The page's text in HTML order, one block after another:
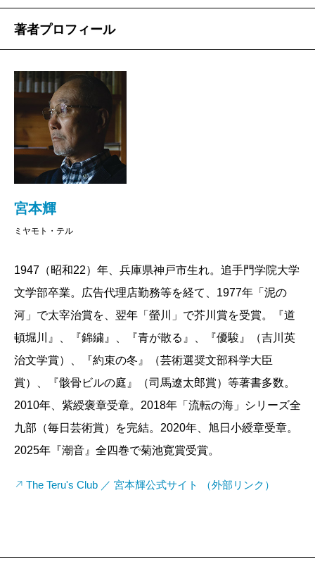
男関係に節操のない熊吾の妹タネは、それぞれ
た。タネの生計を案じ、熊吾はダンスホールを建
て、タネに経営を任せた。また、熊吾のかつての
親友周栄文の日本人妻であった谷山節子を井草正
之助が愛人にしていたことを知り、金沢に赴く。
結核で瀕死の井草に金のことは不問に付し、結
局、周の忘れ形見、麻衣子の恋路のために奔走す
ることとなる。大阪の丸尾千代麿の愛人に子がで
き、そこでも熊吾は計略を授ける。
がらせを繰り返すのだが……。
著者プロフィール
宮本輝
ミヤモト・テル
1947（昭和22）年、兵庫県神戸市生れ。追手門学院大学
文学部卒業。広告代理店勤務等を経て、1977年「泥の
河」で太宰治賞を、翌年「螢川」で芥川賞を受賞。『道
頓堀川』、『錦繍』、『青が散る』、『優駿』（吉川英
治文学賞）、『約束の冬』（芸術選奨文部科学大臣
賞）、『骸骨ビルの庭』（司馬遼太郎賞）等著書多数。
2010年、紫綬褒章受章。2018年「流転の海」シリーズ全
九部（毎日芸術賞）を完結。2020年、旭日小綬章受章。
2025年『潮音』全四巻で菊池寛賞受賞。
The Teru's Club ／ 宮本輝公式サイト （外部リンク）